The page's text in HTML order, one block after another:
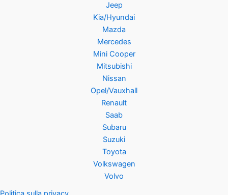
Jeep
Kia/Hyundai
Mazda
Mercedes
Mini Cooper
Mitsubishi
Nissan
Opel/Vauxhall
Renault
Saab
Subaru
Suzuki
Toyota
Volkswagen
Volvo